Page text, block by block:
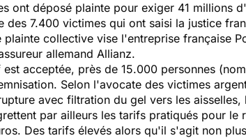
ont déposé plainte pour exiger 41 millions
des 7.400 victimes qui ont saisi la justice
plainte collective vise l'entreprise française
allemand Allianz.
acceptée, près de 15.000 personnes
Selon l'avocate des victimes
avec filtration du gel vers les
par ailleurs les tarifs pratiqués pour
Des tarifs élevés alors qu'il s'agit non